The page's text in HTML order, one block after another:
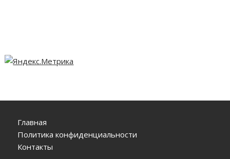
Главная
Политика конфиденциальности
Контакты